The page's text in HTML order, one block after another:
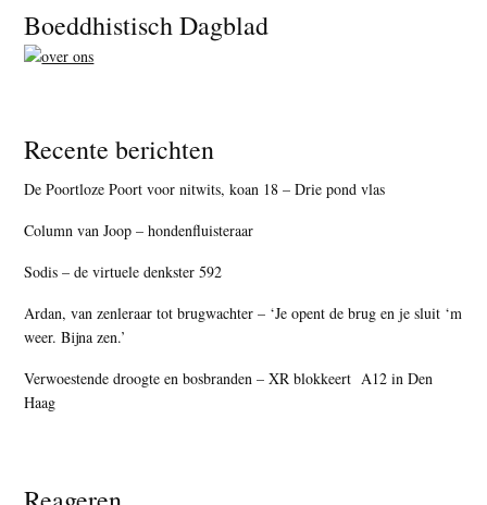
Footer
Boeddhistisch Dagblad
Recente berichten
De Poortloze Poort voor nitwits, koan 18 – Drie pond vlas
Column van Joop – hondenfluisteraar
Sodis – de virtuele denkster 592
Ardan, van zenleraar tot brugwachter – ‘Je opent de brug en je sluit ‘m
weer. Bijna zen.’
Verwoestende droogte en bosbranden – XR blokkeert A12 in Den
Haag